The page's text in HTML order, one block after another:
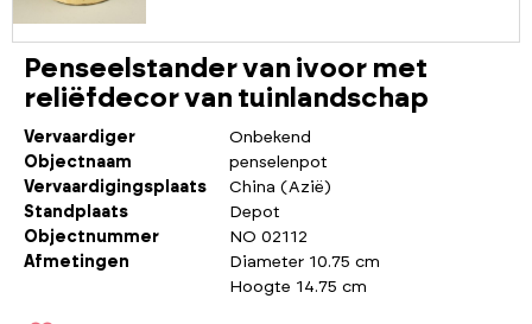
Penseelstander van ivoor met
reliëfdecor van tuinlandschap
Vervaardiger
Onbekend
Objectnaam
penselenpot
Vervaardigingsplaats
China (Azië)
Standplaats
Depot
Objectnummer
NO 02112
Afmetingen
Diameter 10.75 cm
Hoogte 14.75 cm